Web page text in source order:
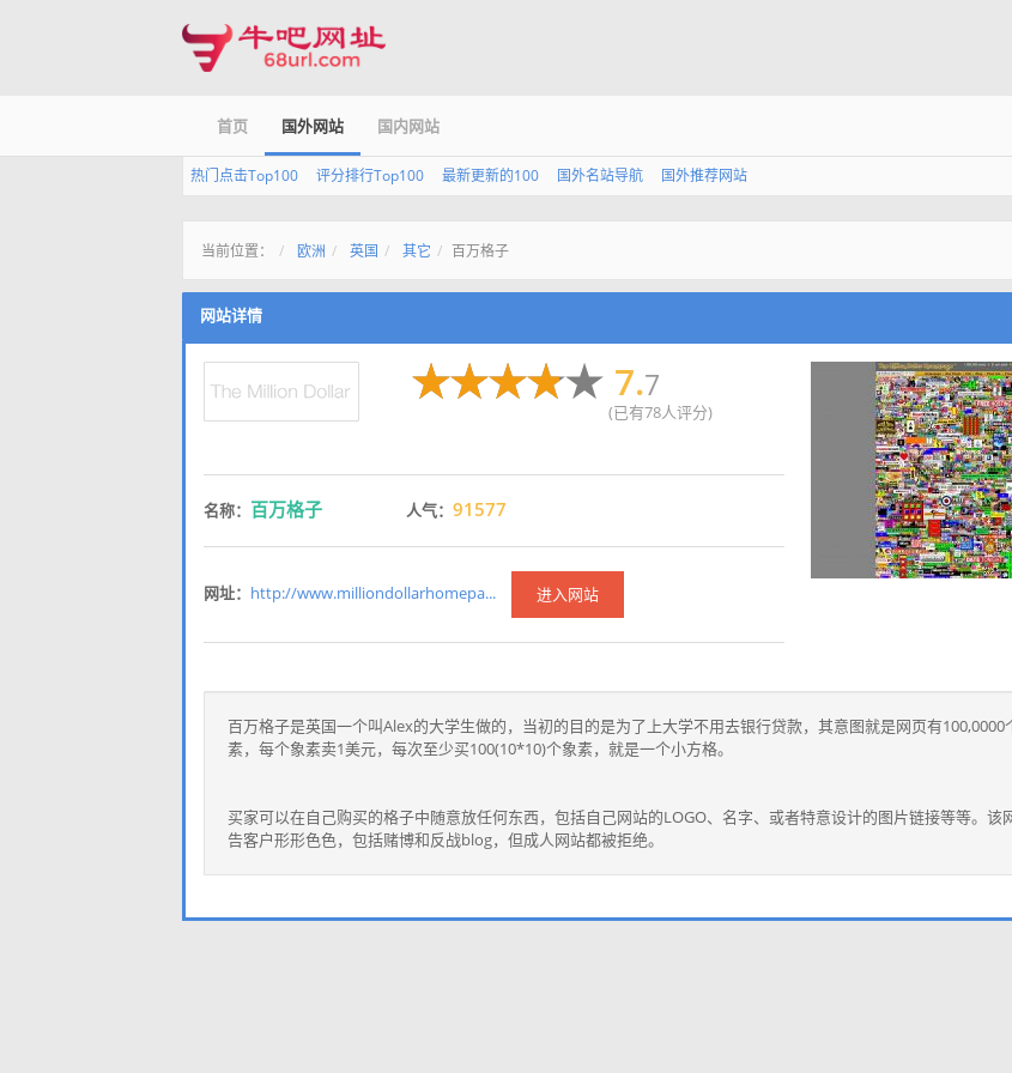
首页 国外网站 国内网站
热门点击Top100 评分排行Top100 最新更新的100 国外名站导航 国外推荐网站
当前位置： 欧洲 英国 其它 百万格子
网站详情
7.7
(已有78人评分)
名称： 百万格子 人气： 91577
网址： http://www.milliondollarhomepa... 进入网站
百万格子是英国一个叫Alex的大学生做的，当初的目的是为了上大学不用去银行贷款，其意图就是网页有100,0000
素，每个象素卖1美元，每次至少买100(10*10)个象素，就是一个小方格。
买家可以在自己购买的格子中随意放任何东西，包括自己网站的LOGO、名字、或者特意设计的图片链接等等。该
告客户形形色色，包括赌博和反战blog，但成人网站都被拒绝。